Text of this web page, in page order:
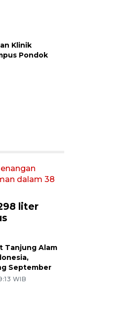
Klinik
Pondok
liter
Tanjung Alam
September
WIB